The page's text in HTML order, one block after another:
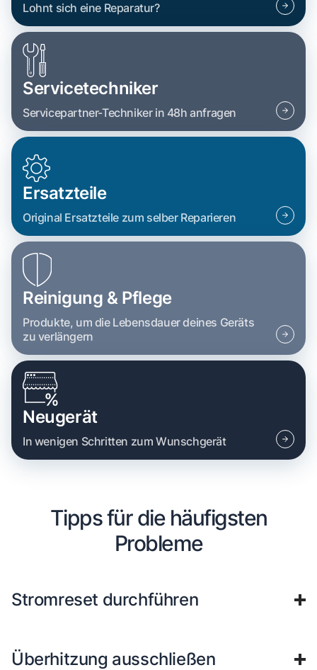
Lohnt sich eine Reparatur?
Servicetechniker
Servicepartner-Techniker in 48h anfragen
Ersatzteile
Original Ersatzteile zum selber Reparieren
Reinigung & Pflege
Produkte, um die Lebensdauer deines Geräts
zu verlängern
Neugerät
In wenigen Schritten zum Wunschgerät
Tipps für die häufigsten
Probleme
Stromreset durchführen
Überhitzung ausschließen